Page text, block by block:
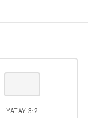
YATAY 3:2